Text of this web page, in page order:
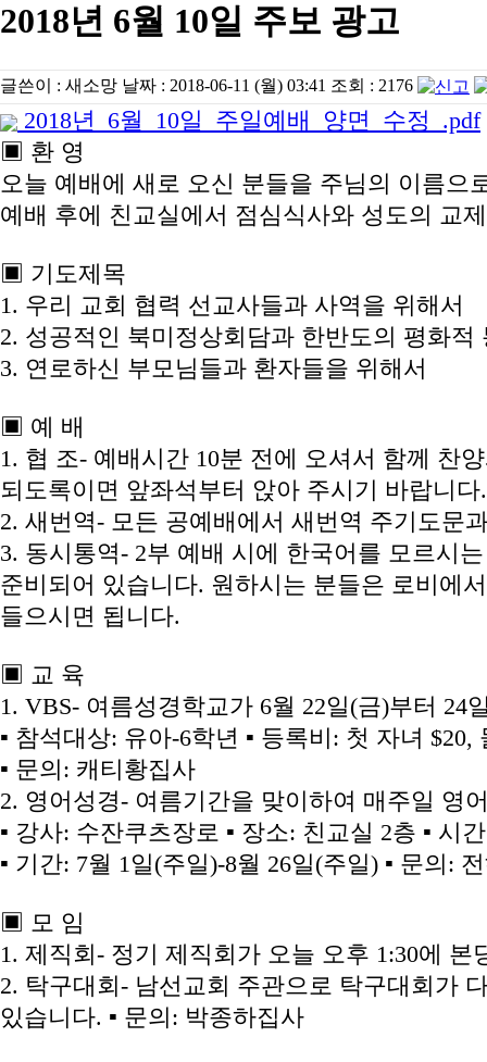
2018년 6월 10일 주보 광고
글쓴이 : 새소망 날짜 : 2018-06-11 (월) 03:41 조회 : 2176
2018년_6월_10일_주일예배_양면_수정_.pdf
▣ 환 영
오늘 예배에 새로 오신 분들을 주님의 이름으
예배 후에 친교실에서 점심식사와 성도의 교
▣ 기도제목
1. 우리 교회 협력 선교사들과 사역을 위해서
2. 성공적인 북미정상회담과 한반도의 평화적
3. 연로하신 부모님들과 환자들을 위해서
▣ 예 배
1. 협 조- 예배시간 10분 전에 오셔서 함께 찬
되도록이면 앞좌석부터 앉아 주시기 바랍니다.
2. 새번역- 모든 공예배에서 새번역 주기도문
3. 동시통역- 2부 예배 시에 한국어를 모르시
준비되어 있습니다. 원하시는 분들은 로비에
들으시면 됩니다.
▣ 교 육
1. VBS- 여름성경학교가 6월 22일(금)부터 24
▪ 참석대상: 유아-6학년 ▪ 등록비: 첫 자녀 $20,
▪ 문의: 캐티황집사
2. 영어성경- 여름기간을 맞이하여 매주일 영
▪ 강사: 수잔쿠츠장로 ▪ 장소: 친교실 2층 ▪ 시
▪ 기간: 7월 1일(주일)-8월 26일(주일) ▪ 문의:
▣ 모 임
1. 제직회- 정기 제직회가 오늘 오후 1:30에 본
2. 탁구대회- 남선교회 주관으로 탁구대회가
있습니다. ▪ 문의: 박종하집사